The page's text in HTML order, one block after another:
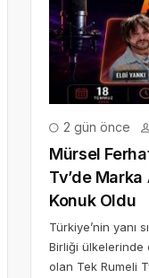
2 gün önce
Mürsel
Tv’de
Konuk Oldu
Türkiye’nin yanı
Birliği ülkelerinde
olan Tek Rumeli